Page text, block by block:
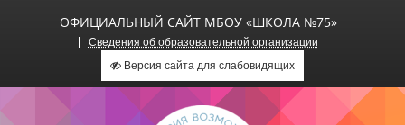
ОФИЦИАЛЬНЫЙ САЙТ МБОУ «ШКОЛА №75»
Сведения об образовательной организации
Версия сайта для слабовидящих